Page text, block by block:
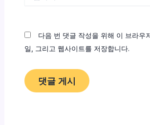
다음 번 댓글 작성을 위해 이 브라우
일, 그리고 웹사이트를 저장합니다.